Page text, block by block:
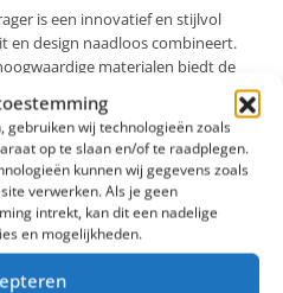
wij technologieën zoals
op te slaan en/of te raadplegen.
kunnen wij gegevens zoals
verwerken. Als je geen
intrekt, kan dit een nadelige
en mogelijkheden.
is een innovatief en stijlvol
en design naadloos combineert.
materialen biedt de
en praktische oplossing voor het
De bagagedrager is ontworpen
waardoor het eenvoudig is
veilig te bevestigen. Of je nu
pendelt of gewoon een
voegt een vleugje